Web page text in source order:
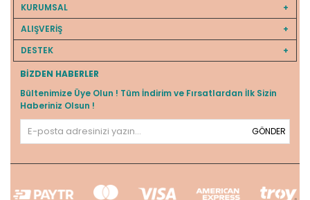
KURUMSAL
ALIŞVERİŞ
DESTEK
BIZDEN HABERLER
Bültenimize Üye Olun ! Tüm İndirim ve Fırsatlardan İlk Sizin
Haberiniz Olsun !
GÖNDER